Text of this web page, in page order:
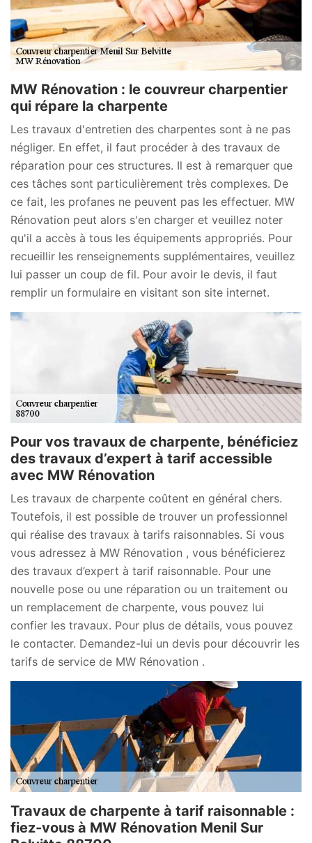
MW Rénovation : le couvreur charpentier
qui répare la charpente
Les travaux d'entretien des charpentes sont à ne pas
négliger. En effet, il faut procéder à des travaux de
réparation pour ces structures. Il est à remarquer que
ces tâches sont particulièrement très complexes. De
ce fait, les profanes ne peuvent pas les effectuer. MW
Rénovation peut alors s'en charger et veuillez noter
qu'il a accès à tous les équipements appropriés. Pour
recueillir les renseignements supplémentaires, veuillez
lui passer un coup de fil. Pour avoir le devis, il faut
remplir un formulaire en visitant son site internet.
Pour vos travaux de charpente, bénéficiez
des travaux d’expert à tarif accessible
avec MW Rénovation
Les travaux de charpente coûtent en général chers.
Toutefois, il est possible de trouver un professionnel
qui réalise des travaux à tarifs raisonnables. Si vous
vous adressez à MW Rénovation , vous bénéficierez
des travaux d’expert à tarif raisonnable. Pour une
nouvelle pose ou une réparation ou un traitement ou
un remplacement de charpente, vous pouvez lui
confier les travaux. Pour plus de détails, vous pouvez
le contacter. Demandez-lui un devis pour découvrir les
tarifs de service de MW Rénovation .
Travaux de charpente à tarif raisonnable :
fiez-vous à MW Rénovation Menil Sur